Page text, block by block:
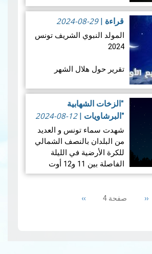
سبتمبر 2024 ، و يعتبر هذا
الخسوف الجزئي للقمر ،
الخسوف الثاني للقمر في
عام 2024. حيث…
قراءة |
2024-08-29
المولد النبوي الشريف تونس
2024
تقرير حول هلال الشهر
الهجرية 1446هـــــ
1.المعطيات الفلكية الخاصة
بهلال ربيع الأول لسنـة 1446
هجـري
"الزخات الشهابية
"البرشاويات
|
2024-08-12
شهدت سماء تونس و العديد
من البلدان بالنصف الشمالي
للكرة الأرضية في الليلة
الفاصلة بين 11 و12 أوت
2024 ظاهرة "البرشاويات"،
Previous
‹‹ صفحة 4 Next
››